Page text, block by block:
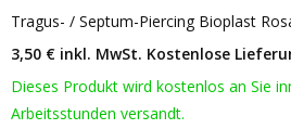
Tragus- / Septum-Piercing Bioplast
3,50 € inkl. MwSt. Kostenlose
Dieses Produkt wird kostenlos an Sie
Arbeitsstunden versandt.